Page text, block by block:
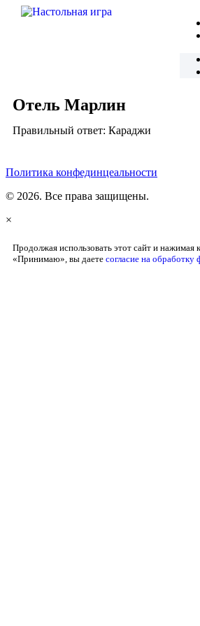
Отель Марлин
Правильный ответ: Караджи
Политика конфединцеальности
© 2026. Все права защищены.
×
Продолжая использовать этот сайт и нажимая
«Принимаю», вы даете согласие на обработку